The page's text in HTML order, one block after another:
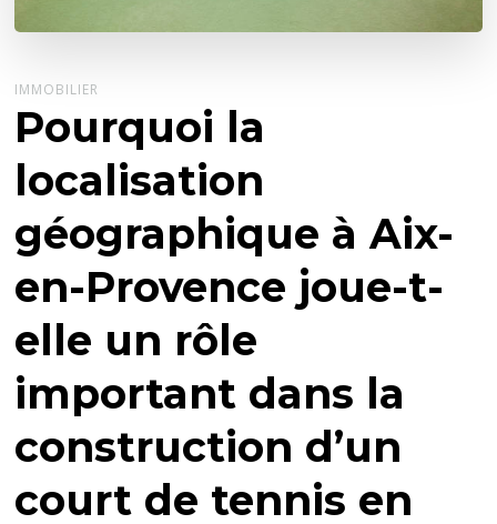
IMMOBILIER
Pourquoi la
localisation
géographique à Aix-
en-Provence joue-t-
elle un rôle
important dans la
construction d’un
court de tennis en